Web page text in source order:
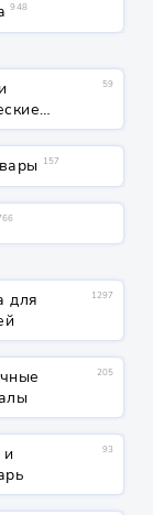
948
59
157
для
1297
205
93